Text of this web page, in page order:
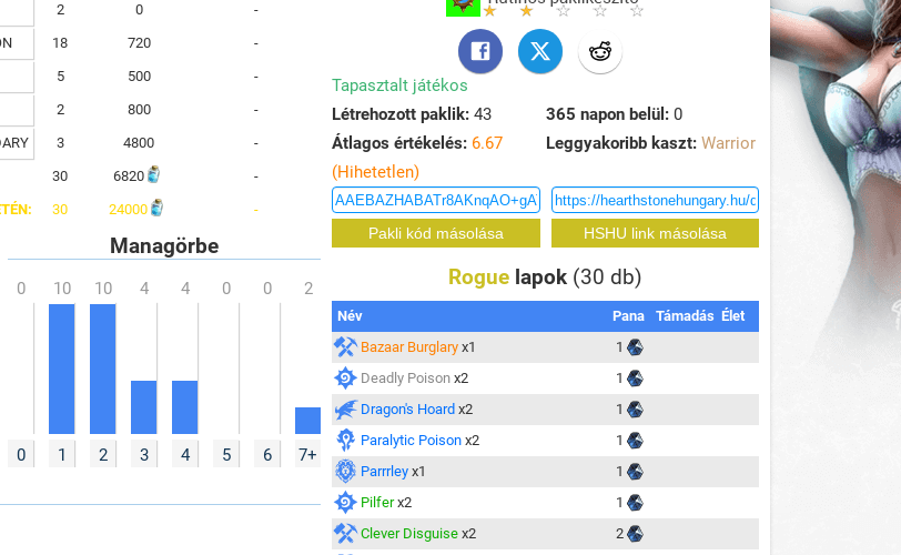
2 0
-
18 720
-
5 500
-
2 800
-
3 4800
-
30 6820
-
30 24000 -
Managörbe
0 1 2 3 4 5 6 7+
Tapasztalt játékos
Létrehozott paklik: 43 365 napon belül:0
Átlagos értékelés: 6.67
(Hihetetlen)
Leggyakoribb kaszt: Warrior
Rogue lapok (30 db)
Név Pana Támadás Élet
Bazaar Burglary x1
1
Deadly Poison x2
1
Dragon's Hoard x2
1
Paralytic Poison x2
1
Parrrley x1
1
Pilfer x2
1
Clever Disguise x2
2